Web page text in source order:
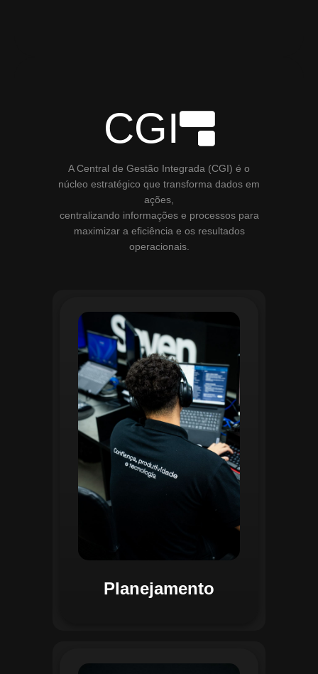
CGI
A Central de Gestão Integrada (CGI) é o
núcleo estratégico que transforma dados em
ações,
centralizando informações e processos para
maximizar a eficiência e os resultados
operacionais.
Planejamento
O planejamento dentro do CGI é
realizado por uma equipe
especializada que utiliza
ferramentas avançadas para
estruturar ordens de serviço, fluxos
de trabalho e parametrizações
operacionais. Essa etapa envolve a
análise detalhada de criticidade por
atividade, permitindo alocar
recursos de forma eficiente e
garantir que todas as ações estejam
alinhadas aos objetivos
estratégicos.